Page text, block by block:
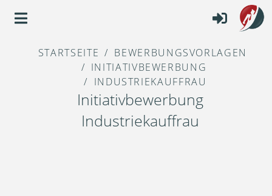
STARTSEITE
BEWERBUNGSVORLAGEN
INITIATIVBEWERBUNG
INDUSTRIEKAUFFRAU
Initiativbewerbung
Industriekauffrau